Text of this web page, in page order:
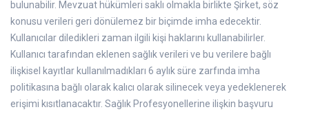
bulunabilir. Mevzuat hükümleri saklı olmakla birlikte Şirket, söz
konusu verileri geri dönülemez bir biçimde imha edecektir.
Kullanıcılar diledikleri zaman ilgili kişi haklarını kullanabilirler.
Kullanıcı tarafından eklenen sağlık verileri ve bu verilere bağlı
ilişkisel kayıtlar kullanılmadıkları 6 aylık süre zarfında imha
politikasına bağlı olarak kalıcı olarak silinecek veya yedeklenerek
erişimi kısıtlanacaktır. Sağlık Profesyonellerine ilişkin başvuru